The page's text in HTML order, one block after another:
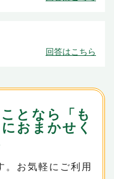
となら「も
おまかせく
お気軽にご利用